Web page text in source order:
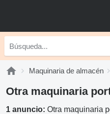
Maquinaria de almacén
Otra maquinaria
1 anuncio: Otra maquinaria